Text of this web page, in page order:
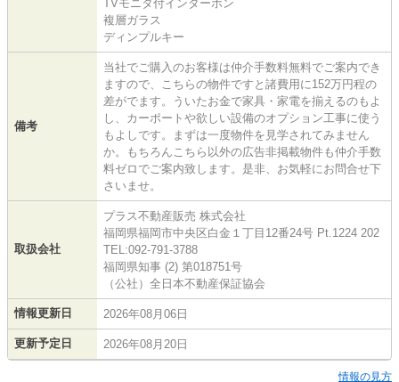
TVモニタ付インターホン
複層ガラス
ディンプルキー
備考
当社でご購入のお客様は仲介手数料無料でご案内でき
ますので、こちらの物件ですと諸費用に152万円程の
差がでます。ういたお金で家具・家電を揃えるのもよ
し、カーポートや欲しい設備のオプション工事に使う
もよしです。まずは一度物件を見学されてみません
か。もちろんこちら以外の広告非掲載物件も仲介手数
料ゼロでご案内致します。是非、お気軽にお問合せ下
さいませ。
取扱会社
プラス不動産販売 株式会社
福岡県福岡市中央区白金１丁目12番24号 Pt.1224 202
TEL:092-791-3788
福岡県知事 (2) 第018751号
（公社）全日本不動産保証協会
情報更新日 2026年08月06日
更新予定日 2026年08月20日
情報の見方